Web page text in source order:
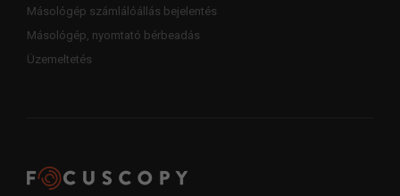
Másológép számlálóállás bejelentés
Másológép, nyomtató bérbeadás
Üzemeltetés